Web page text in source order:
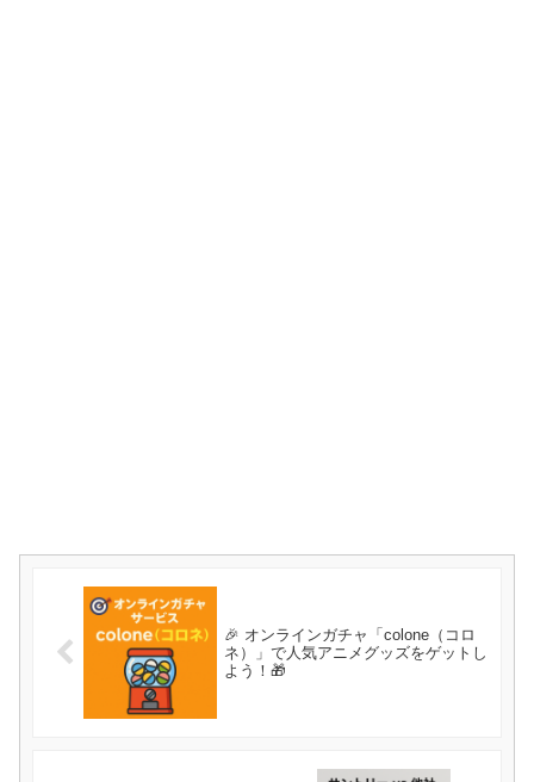
🎉 オンラインガチャ「colone（コロ
ネ）」で人気アニメグッズをゲットし
よう！🎁